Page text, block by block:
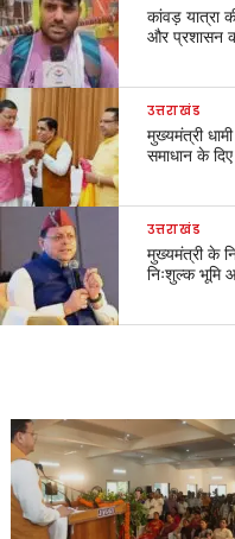
कांवड़ यात्रा
और प्रशासन
उत्तराखंड
मुख्यमंत्री
समाधान के दिए
उत्तराखंड
मुख्यमंत्री के
निःशुल्क भूमि